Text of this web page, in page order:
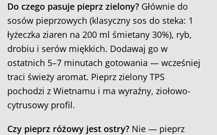
Do czego pasuje pieprz zielony? Głównie do
sosów pieprzowych (klasyczny sos do steka: 1
łyżeczka ziaren na 200 ml śmietany 30%), ryb,
drobiu i serów miękkich. Dodawaj go w
ostatnich 5–7 minutach gotowania — wcześniej
traci świeży aromat. Pieprz zielony TPS
pochodzi z Wietnamu i ma wyraźny, ziołowo-
cytrusowy profil.
Czy pieprz różowy jest ostry? Nie — pieprz